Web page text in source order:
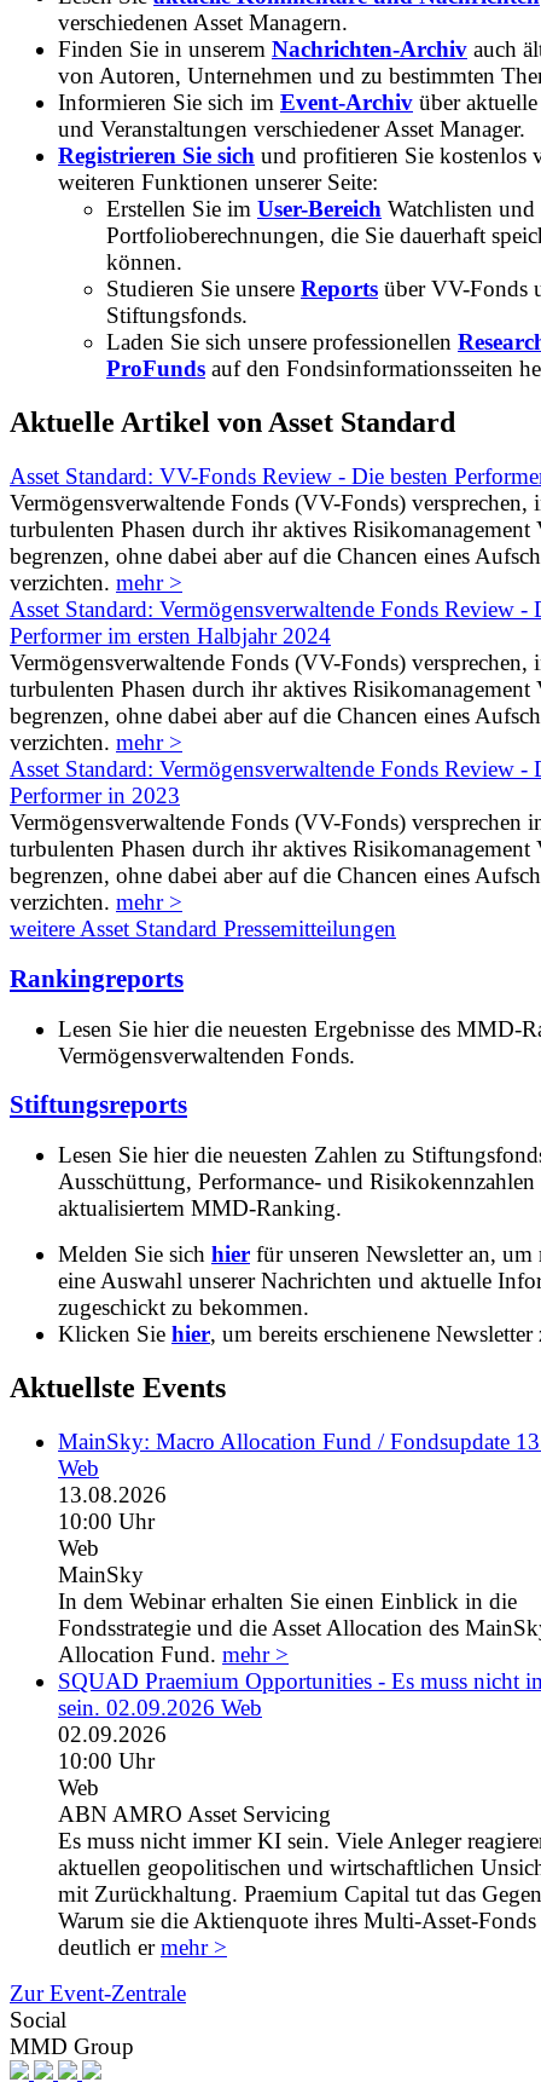
verschiedenen Asset Managern.
Finden Sie in unserem Nachrichten-Archiv auch
von Autoren, Unternehmen und zu bestimmten
Informieren Sie sich im Event-Archiv über
und Veranstaltungen verschiedener Asset Manager.
Registrieren Sie sich und profitieren Sie kostenlos
weiteren Funktionen unserer Seite:
Erstellen Sie im User-Bereich Watchlisten und
Portfolioberechnungen, die Sie dauerhaft
können.
Studieren Sie unsere Reports über VV-Fonds
Stiftungsfonds.
Laden Sie sich unsere professionellen
ProFunds auf den Fondsinformationsseiten
Aktuelle Artikel von Asset Standard
Asset Standard: VV-Fonds Review - Die besten
Vermögensverwaltende Fonds (VV-Fonds) versprechen,
turbulenten Phasen durch ihr aktives Risikomanagement
begrenzen, ohne dabei aber auf die Chancen eines
verzichten. mehr >
Asset Standard: Vermögensverwaltende Fonds Review -
Performer im ersten Halbjahr 2024
Vermögensverwaltende Fonds (VV-Fonds) versprechen,
turbulenten Phasen durch ihr aktives Risikomanagement
begrenzen, ohne dabei aber auf die Chancen eines
verzichten. mehr >
Asset Standard: Vermögensverwaltende Fonds Review -
Performer in 2023
Vermögensverwaltende Fonds (VV-Fonds) versprechen
turbulenten Phasen durch ihr aktives Risikomanagement
begrenzen, ohne dabei aber auf die Chancen eines
verzichten. mehr >
weitere Asset Standard Pressemitteilungen
Rankingreports
Lesen Sie hier die neuesten Ergebnisse des MMD-
Vermögensverwaltenden Fonds.
Stiftungsreports
Lesen Sie hier die neuesten Zahlen zu
Ausschüttung, Performance- und
aktualisiertem MMD-Ranking.
Melden Sie sich hier für unseren Newsletter an, um
eine Auswahl unserer Nachrichten und aktuelle
zugeschickt zu bekommen.
Klicken Sie hier, um bereits erschienene Newsletter
Aktuellste Events
MainSky: Macro Allocation Fund / Fondsupdate
Web
13.08.2026
10:00 Uhr
Web
MainSky
In dem Webinar erhalten Sie einen Einblick in die
Fondsstrategie und die Asset Allocation des
Allocation Fund. mehr >
SQUAD Praemium Opportunities - Es muss nicht
sein. 02.09.2026 Web
02.09.2026
10:00 Uhr
Web
ABN AMRO Asset Servicing
Es muss nicht immer KI sein. Viele Anleger
aktuellen geopolitischen und wirtschaftlichen
mit Zurückhaltung. Praemium Capital tut das
Warum sie die Aktienquote ihres Multi-Asset-Fonds
deutlich ermehr >
Zur Event-Zentrale
Social
MMD Group